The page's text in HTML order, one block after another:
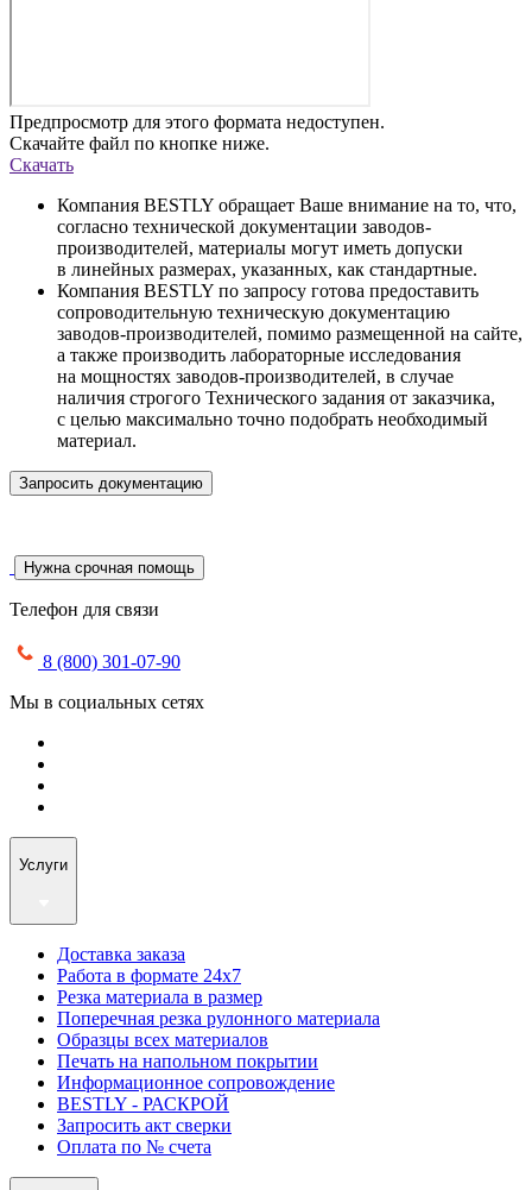
Предпросмотр для этого формата недоступен.
Скачайте файл по кнопке ниже.
Скачать
Компания BESTLY обращает Ваше внимание на то, что,
согласно технической документации заводов-
производителей, материалы могут иметь допуски
в линейных размерах, указанных, как стандартные.
Компания BESTLY по запросу готова предоставить
сопроводительную техническую документацию
заводов-производителей, помимо размещенной на сайте,
а также производить лабораторные исследования
на мощностях заводов-производителей, в случае
наличия строгого Технического задания от заказчика,
с целью максимально точно подобрать необходимый
материал.
Запросить документацию
Нужна срочная помощь
Телефон для связи
8 (800) 301-07-90
Мы в социальных сетях
Услуги
Доставка заказа
Работа в формате 24х7
Резка материала в размер
Поперечная резка рулонного материала
Образцы всех материалов
Печать на напольном покрытии
Информационное сопровождение
BESTLY - РАСКРОЙ
Запросить акт сверки
Оплата по № счета